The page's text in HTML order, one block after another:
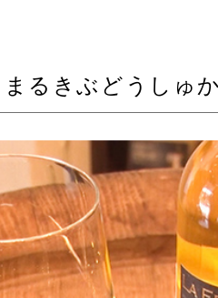
るきぶどうしゅ